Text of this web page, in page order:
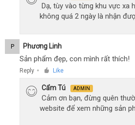
Dạ, tùy vào từng khu vực xa
không quá 2 ngày là nhận
P Phương Linh
Sản phẩm đẹp, con mình rất thích!
Reply ● Like
Cẩm Tú ADMIN
Cảm ơn bạn, đừng quên
website để xem những sản